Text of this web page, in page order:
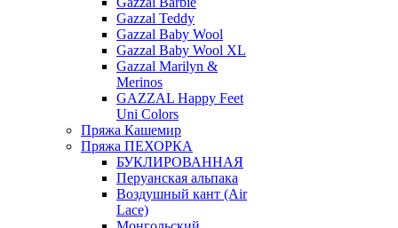
Gazzal Teddy
Gazzal Baby Wool
Gazzal Baby Wool XL
Gazzal Marilyn &
Merinos
GAZZAL Happy Feet
Uni Colors
Пряжа Кашемир
Пряжа ПЕХОРКА
БУКЛИРОВАННАЯ
Перуанская альпака
Воздушный кант (Air
Lace)